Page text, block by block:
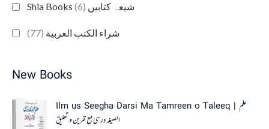
Shia Books شیعہ کتابیں (6)
شراء الكتب العربية (77)
New Books
Ilm us Seegha Darsi Ma Tamreen o Taleeq | علم
الصیغہ درسی مع تمرین و تعلیق